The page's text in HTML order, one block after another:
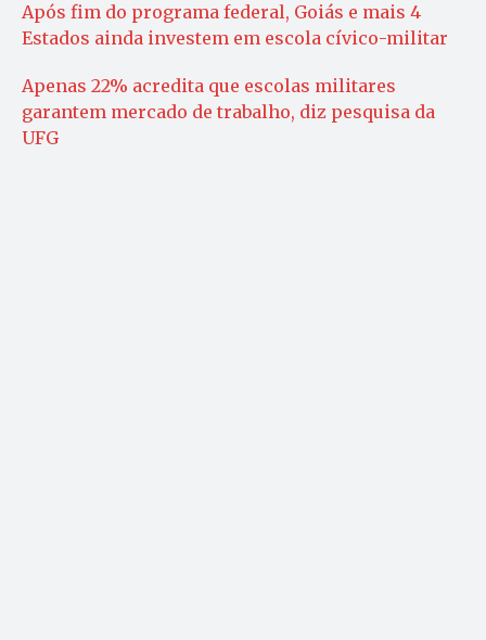
Após fim do programa federal, Goiás e mais 4
Estados ainda investem em escola cívico-militar
Apenas 22% acredita que escolas militares
garantem mercado de trabalho, diz pesquisa da
UFG